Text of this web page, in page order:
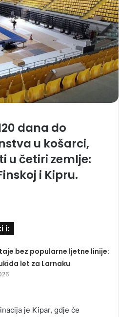
dana do
u košarci,
u četiri zemlje:
i Kipru.
i:
bez popularne ljetne linije:
let za Larnaku
je Kipar, gdje će